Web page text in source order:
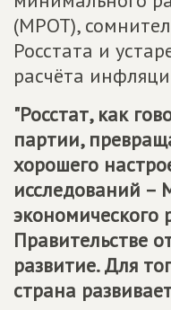
(МРОТ),
Росстата и
расчёта
"Росстат, как
партии,
хорошего
исследований –
экономического
Правительстве
развитие. Для
страна